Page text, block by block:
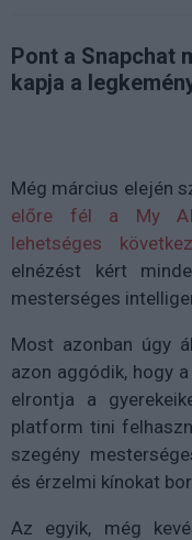
Pont a Snapchat
kapja a
Még március elején
előre fél a My AI
lehetséges
elnézést kért
mesterséges
Most azonban úgy
azon aggódik, hogy
elrontja a
platform tini
szegény
és érzelmi kínokat
Az egyik, még